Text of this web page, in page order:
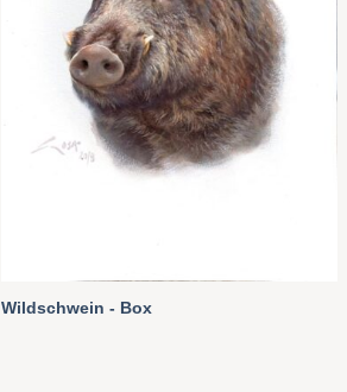
Wildschwein - Box